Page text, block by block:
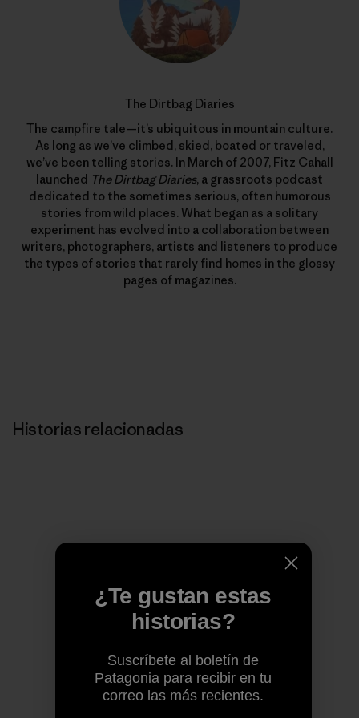
The Dirtbag Diaries
The campfire tale—it’s ubiquitous in mountain culture.
As long as we’ve climbed, skied, boated or traveled,
we’ve been telling stories. In March of 2007, Fitz Cahall
launched The Dirtbag Diaries, a grassroots podcast
dedicated to the sometimes serious, often humorous
stories from wild places. What began as a solitary
experiment has evolved into a collaboration between
writers, photographers, artists and listeners to produce
the types of stories that rarely find homes in the glossy
pages of magazines.
Historias relacionadas
¿Te gustan estas
historias?
Suscríbete al boletín de
Patagonia para recibir en tu
correo las más recientes.